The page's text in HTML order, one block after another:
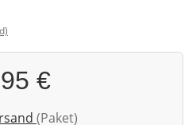
€
(Paket)